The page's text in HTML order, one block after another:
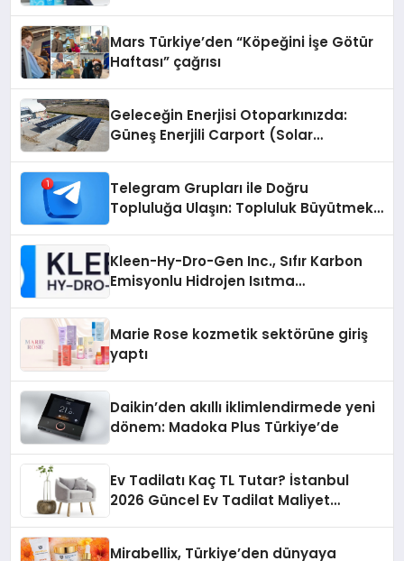
Mars Türkiye’den “Köpeğini İşe Götür
Haftası” çağrısı
Geleceğin Enerjisi Otoparkınızda:
Güneş Enerjili Carport (Solar
Telegram Grupları ile Doğru
Topluluğa Ulaşın: Topluluk Büyütmek
Kleen-Hy-Dro-Gen Inc., Sıfır Karbon
Emisyonlu Hidrojen Isıtma
Marie Rose kozmetik sektörüne giriş
yaptı
Daikin’den akıllı iklimlendirmede yeni
dönem: Madoka Plus Türkiye’de
Ev Tadilatı Kaç TL Tutar? İstanbul
2026 Güncel Ev Tadilat Maliyet
Mirabellix, Türkiye’den dünyaya